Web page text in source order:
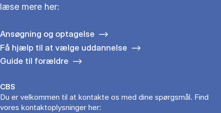
læse mere her:
Ansøgning og optagelse
Få hjælp til at vælge uddannelse
Guide til forældre
CBS
Du er velkommen til at kontakte os med dine spørgsmål. Find
vores kontaktoplysninger her: